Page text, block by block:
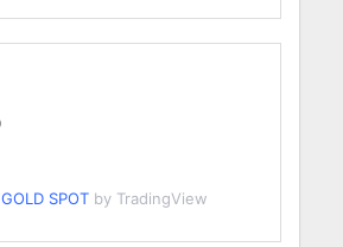
GOLD SPOT by TradingView